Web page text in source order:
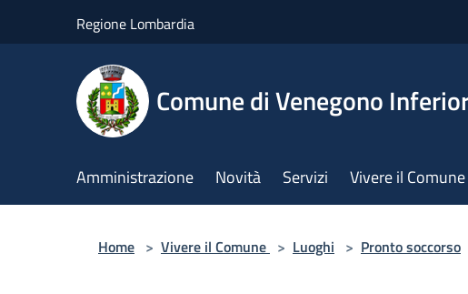
Regione Lombardia
Comune di Venegono
Amministrazione Novità Servizi Vivere il Comune
Home > Vivere il Comune > Luoghi > Pronto soccorso